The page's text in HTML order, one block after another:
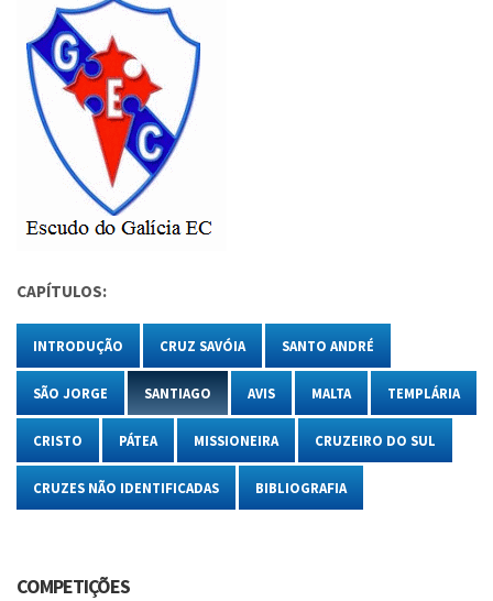
CAPÍTULOS:
INTRODUÇÃO CRUZ SAVÓIA SANTO ANDRÉ
SÃO JORGE SANTIAGO AVIS MALTA TEMPLÁRIA
CRISTO PÁTEA MISSIONEIRA CRUZEIRO DO SUL
CRUZES NÃO IDENTIFICADAS BIBLIOGRAFIA
COMPETIÇÕES